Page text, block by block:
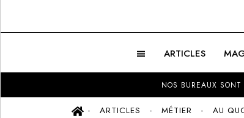
ARTICLES
NOS BUREAUX
ARTICLES MÉTIER AU